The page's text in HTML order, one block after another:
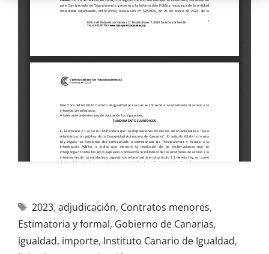
2023, adjudicación, Contratos menores,
Estimatoria y formal, Gobierno de Canarias,
igualdad, importe, Instituto Canario de Igualdad,